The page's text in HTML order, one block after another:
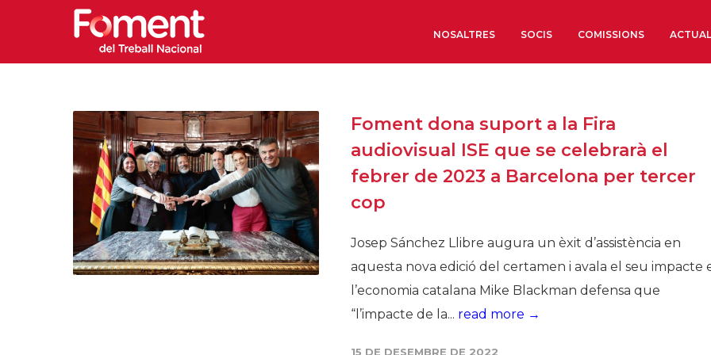
NOSALTRES
Òrgans de Govern
Òrgans Consultius
Estructura Executiva
Econòmics i Socials
Organitzacions
Organitzacions
SOCIS COMISSIONS
Foment dona suport a la Fira
audiovisual ISE que se celebrarà el
febrer de 2023 a Barcelona per tercer
cop
Josep Sánchez Llibre augura un èxit d’assistència en
aquesta nova edició del certamen i avala el seu impacte
l’economia catalana Mike Blackman defensa que
“l’impacte de la... read more →
15 DE DESEMBRE DE 2022